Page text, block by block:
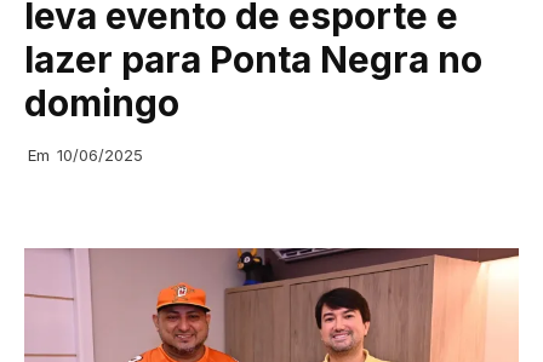
leva evento de esporte e
lazer para Ponta Negra no
domingo
Em 10/06/2025